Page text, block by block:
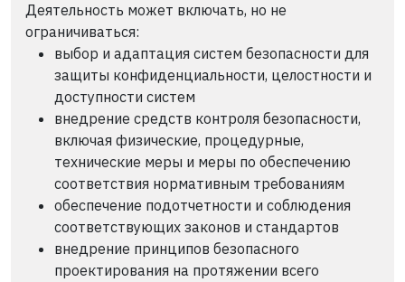
Деятельность может включать, но не
ограничиваться:
выбор и адаптация систем безопасности для
защиты конфиденциальности, целостности и
доступности систем
внедрение средств контроля безопасности,
включая физические, процедурные,
технические меры и меры по обеспечению
соответствия нормативным требованиям
обеспечение подотчетности и соблюдения
соответствующих законов и стандартов
внедрение принципов безопасного
проектирования на протяжении всего